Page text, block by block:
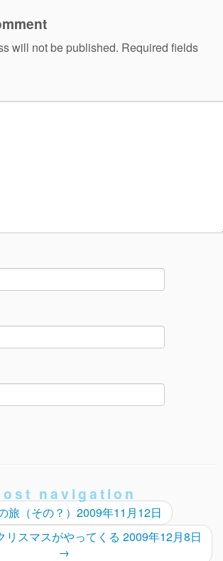
will not be published. Required fields
navigation
旅（その？）2009年11月12日
リスマスがやってくる 2009年12月8日
→